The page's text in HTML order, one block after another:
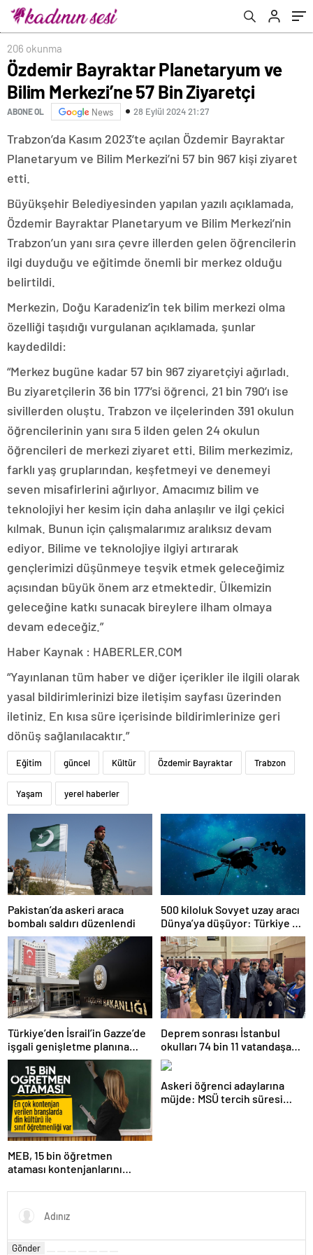
206 okunma
Özdemir Bayraktar Planetaryum ve
Bilim Merkezi’ne 57 Bin Ziyaretçi
ABONE OL News 28 Eylül 2024 21:27
Trabzon’da Kasım 2023’te açılan Özdemir Bayraktar
Planetaryum ve Bilim Merkezi’ni 57 bin 967 kişi ziyaret
etti.
Büyükşehir Belediyesinden yapılan yazılı açıklamada,
Özdemir Bayraktar Planetaryum ve Bilim Merkezi’nin
Trabzon’un yanı sıra çevre illerden gelen öğrencilerin
ilgi duyduğu ve eğitimde önemli bir merkez olduğu
belirtildi.
Merkezin, Doğu Karadeniz’in tek bilim merkezi olma
özelliği taşıdığı vurgulanan açıklamada, şunlar
kaydedildi:
“Merkez bugüne kadar 57 bin 967 ziyaretçiyi ağırladı.
Bu ziyaretçilerin 36 bin 177’si öğrenci, 21 bin 790’ı ise
sivillerden oluştu. Trabzon ve ilçelerinden 391 okulun
öğrencilerinin yanı sıra 5 ilden gelen 24 okulun
öğrencileri de merkezi ziyaret etti. Bilim merkezimiz,
farklı yaş gruplarından, keşfetmeyi ve denemeyi
seven misafirlerini ağırlıyor. Amacımız bilim ve
teknolojiyi her kesim için daha anlaşılır ve ilgi çekici
kılmak. Bunun için çalışmalarımız aralıksız devam
ediyor. Bilime ve teknolojiye ilgiyi artırarak
gençlerimizi düşünmeye teşvik etmek geleceğimiz
açısından büyük önem arz etmektedir. Ülkemizin
geleceğine katkı sunacak bireylere ilham olmaya
devam edeceğiz.”
Haber Kaynak : HABERLER.COM
“Yayınlanan tüm haber ve diğer içerikler ile ilgili olarak
yasal bildirimlerinizi bize iletişim sayfası üzerinden
iletiniz. En kısa süre içerisinde bildirimlerinize geri
dönüş sağlanılacaktır.”
Eğitim güncel Kültür Özdemir Bayraktar Trabzon
Yaşam yerel haberler
Pakistan’da askeri araca
bombalı saldırı düzenlendi
500 kiloluk Sovyet uzay aracı
Dünya’ya düşüyor: Türkiye de
risk altında
Türkiye’den İsrail’in Gazze’de
işgali genişletme planına
tepki
Deprem sonrası İstanbul
okulları 74 bin 11 vatandaşa
kapısını açtı
MEB, 15 bin öğretmen
ataması kontenjanlarını
Askeri öğrenci adaylarına
müjde: MSÜ tercih süresi
Gönder